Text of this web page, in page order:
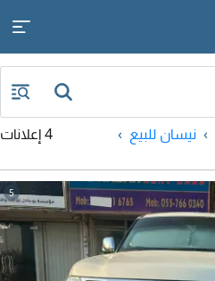
نيسان للبيع
4 إعلانات
5